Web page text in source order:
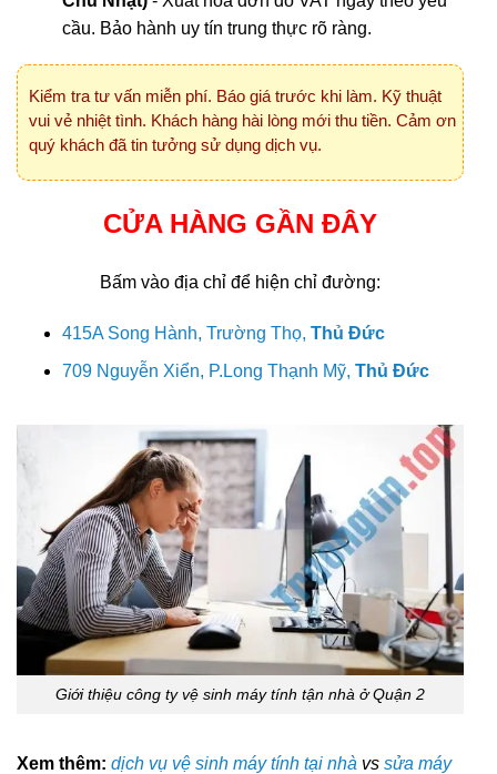
cầu. Bảo hành uy tín trung thực rõ ràng.
Kiểm tra tư vấn miễn phí. Báo giá trước khi làm. Kỹ thuật
vui vẻ nhiệt tình. Khách hàng hài lòng mới thu tiền. Cảm ơn
quý khách đã tin tưởng sử dụng dịch vụ.
CỬA HÀNG GẦN ĐÂY
Bấm vào địa chỉ để hiện chỉ đường:
415A Song Hành, Trường Thọ, Thủ Đức
709 Nguyễn Xiển, P.Long Thạnh Mỹ, Thủ Đức
Giới thiệu công ty vệ sinh máy tính tận nhà ở Quận 2
Xem thêm: dịch vụ vệ sinh máy tính tại nhà vs sửa máy